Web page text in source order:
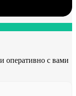
оперативно с вами